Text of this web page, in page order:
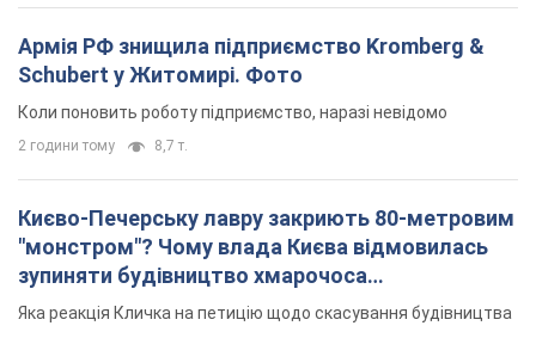
Армія РФ знищила підприємство Kromberg &
Schubert у Житомирі. Фото
Коли поновить роботу підприємство, наразі невідомо
2 години тому 8,7 т.
Києво-Печерську лавру закриють 80-метровим
"монстром"? Чому влада Києва відмовилась
зупиняти будівництво хмарочоса
"московського вірянина"
Яка реакція Кличка на петицію щодо скасування будівництва